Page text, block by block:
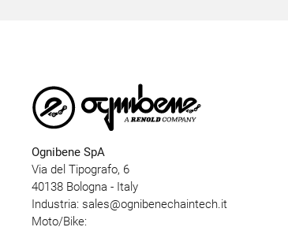
Ognibene SpA
Via del Tipografo, 6
40138 Bologna - Italy
Industria: sales@ognibenechaintech.it
Moto/Bike: